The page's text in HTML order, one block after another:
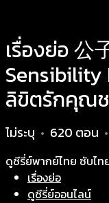
เรื่องย่อ 公
ลิขิตรักคุณช
ไม่ระบุ • 620 ตอน •
ดูซีรี่ย์พากย์ไทย ซับไท
เรื่องย่อ
ดูซีรี่ย์ออนไลน์